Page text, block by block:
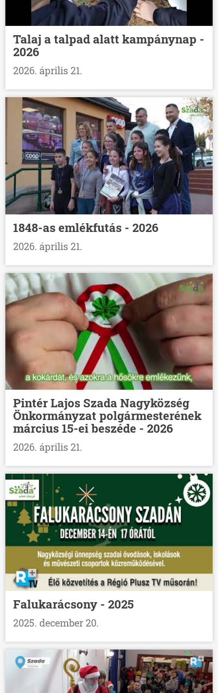
Talaj a talpad alatt kampánynap -
2026
2026. április 21.
1848-as emlékfutás - 2026
2026. április 21.
Pintér Lajos Szada Nagyközség
Önkormányzat polgármesterének
március 15-ei beszéde - 2026
2026. április 21.
Falukarácsony - 2025
2025. december 20.